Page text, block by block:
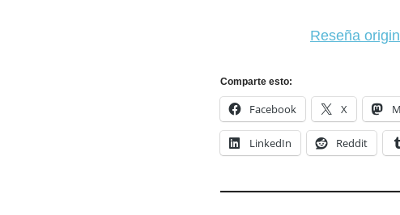
Reseña
Comparte esto:
Facebook X
LinkedIn Reddit